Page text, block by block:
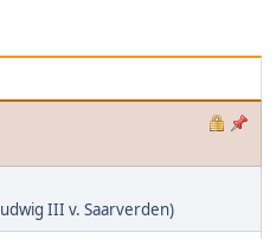
III v. Saarverden)